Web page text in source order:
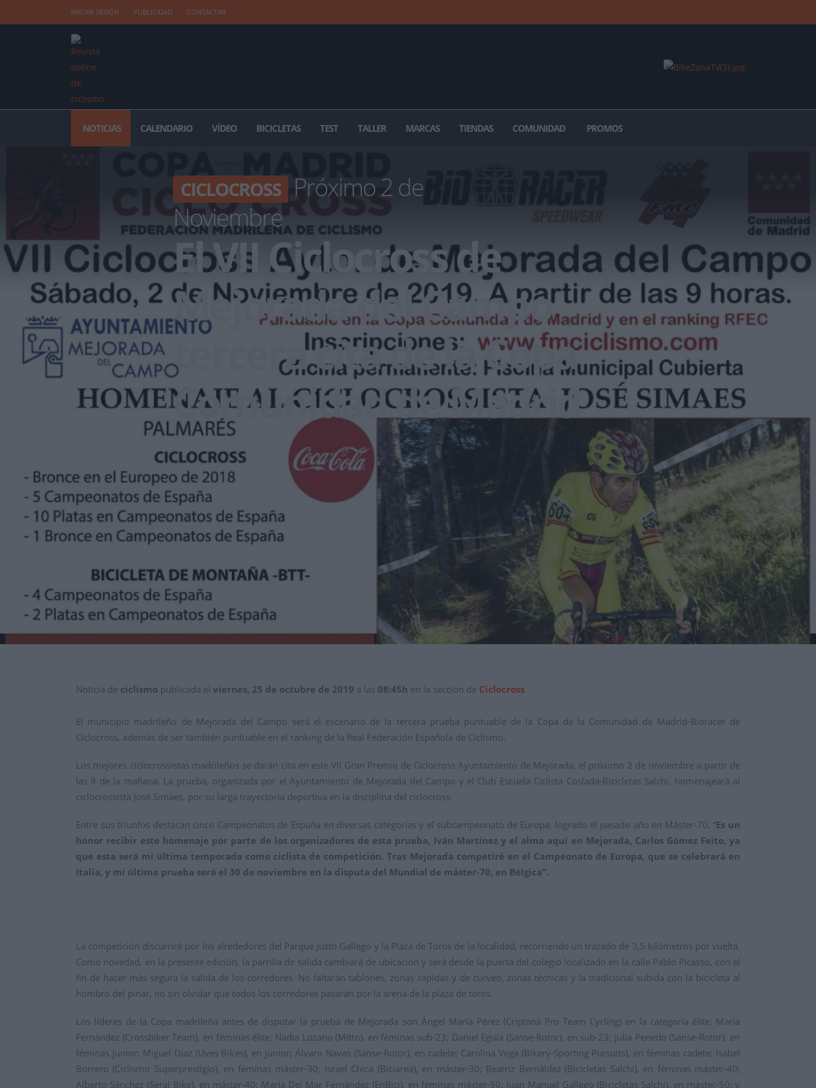
INICIAR SESIÓN PUBLICIDAD CONTACTAR
NOTICIAS CALENDARIO VÍDEO BICICLETAS TEST TALLER MARCAS TIENDAS COMUNIDAD PROMOS
CICLOCROSS Próximo 2 de
Noviembre
El VII Ciclocross de
Mejorada del Campo
tercera cita de la Copa
Comunidad de Madrid
Noticia de ciclismo publicada el viernes, 25 de octubre de 2019 a las 08:45h en la sección de Ciclocross
El municipio madrileño de Mejorada del Campo será el escenario de la tercera prueba puntuable de la Copa de la Comunidad de Madrid-Bioracer de
Ciclocross, además de ser también puntuable en el ranking de la Real Federación Española de Ciclismo.
Los mejores ciclocrossistas madrileños se darán cita en este VII Gran Premio de Ciclocross Ayuntamiento de Mejorada, el próximo 2 de noviembre a partir de
las 9 de la mañana. La prueba, organizada por el Ayuntamiento de Mejorada del Campo y el Club Escuela Ciclista Coslada-Bicicletas Salchi, homenajeará al
ciclocrossista José Simaes, por su larga trayectoria deportiva en la disciplina del ciclocross.
Entre sus triunfos destacan cinco Campeonatos de España en diversas categorías y el subcampeonato de Europa, logrado el pasado año en Máster-70. “Es un
honor recibir este homenaje por parte de los organizadores de esta prueba, Iván Martínez y el alma aquí en Mejorada, Carlos Gómez Feito, ya
que esta será mi última temporada como ciclista de competición. Tras Mejorada competiré en el Campeonato de Europa, que se celebrará en
Italia, y mi última prueba será el 30 de noviembre en la disputa del Mundial de máster-70, en Bélgica”.
La competición discurrirá por los alrededores del Parque Justo Gallego y la Plaza de Toros de la localidad, recorriendo un trazado de 3,5 kilómetros por vuelta.
Como novedad, en la presente edición, la parrilla de salida cambiará de ubicación y será desde la puerta del colegio localizado en la calle Pablo Picasso, con el
fin de hacer más segura la salida de los corredores. No faltarán tablones, zonas rápidas y de curveo, zonas técnicas y la tradicional subida con la bicicleta al
hombro del pinar, no sin olvidar que todos los corredores pasarán por la arena de la plaza de toros.
Los líderes de la Copa madrileña antes de disputar la prueba de Mejorada son Ángel María Pérez (Criptana Pro Team Cycling) en la categoría élite; María
Fernández (Crossbiker Team), en féminas élite; Nadia Lozano (Mitto), en féminas sub-23; Daniel Eguía (Sanse-Rotor), en sub-23; Julia Penedo (Sanse-Rotor), en
féminas junior; Miguel Díaz (Uves Bikes), en junior; Álvaro Navas (Sanse-Rotor), en cadete; Carolina Vega (Bikery-Sporting Pursuits), en féminas cadete; Isabel
Borrero (Ciclismo Superprestigio), en féminas máster-30; Israel Chica (Biciarea), en máster-30; Beatriz Bernáldez (Bicicletas Salchi), en féminas máster-40;
Alberto Sánchez (Seral Bike), en máster-40; María Del Mar Fernández (EnBici), en féminas máster-50; Juan Manuel Gallego (Bicicletas Salchi), en máster-50; y